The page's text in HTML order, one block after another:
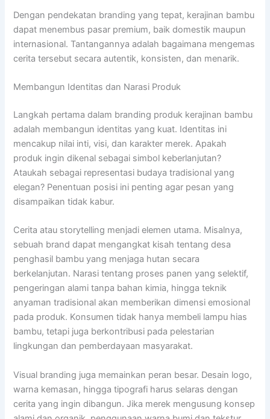
Dengan pendekatan branding yang tepat, kerajinan bambu
dapat menembus pasar premium, baik domestik maupun
internasional. Tantangannya adalah bagaimana mengemas
cerita tersebut secara autentik, konsisten, dan menarik.
Membangun Identitas dan Narasi Produk
Langkah pertama dalam branding produk kerajinan bambu
adalah membangun identitas yang kuat. Identitas ini
mencakup nilai inti, visi, dan karakter merek. Apakah
produk ingin dikenal sebagai simbol keberlanjutan?
Ataukah sebagai representasi budaya tradisional yang
elegan? Penentuan posisi ini penting agar pesan yang
disampaikan tidak kabur.
Cerita atau storytelling menjadi elemen utama. Misalnya,
sebuah brand dapat mengangkat kisah tentang desa
penghasil bambu yang menjaga hutan secara
berkelanjutan. Narasi tentang proses panen yang selektif,
pengeringan alami tanpa bahan kimia, hingga teknik
anyaman tradisional akan memberikan dimensi emosional
pada produk. Konsumen tidak hanya membeli lampu hias
bambu, tetapi juga berkontribusi pada pelestarian
lingkungan dan pemberdayaan masyarakat.
Visual branding juga memainkan peran besar. Desain logo,
warna kemasan, hingga tipografi harus selaras dengan
cerita yang ingin dibangun. Jika merek mengusung konsep